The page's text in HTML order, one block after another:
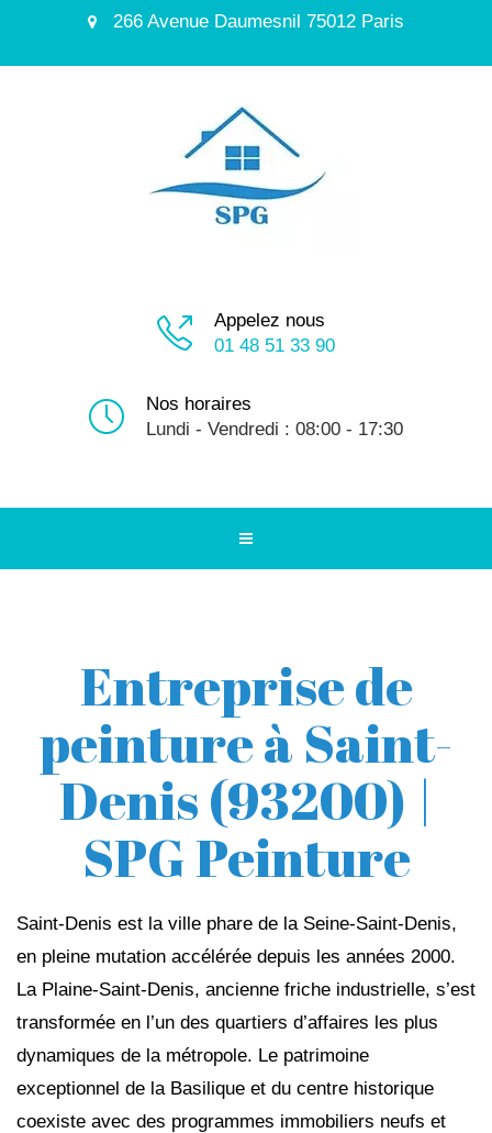
266 Avenue Daumesnil 75012 Paris
Appelez nous
01 48 51 33 90
Nos horaires
Lundi - Vendredi : 08:00 - 17:30
Entreprise de
peinture à Saint-
Denis (93200) |
SPG Peinture
Saint-Denis est la ville phare de la Seine-Saint-Denis,
en pleine mutation accélérée depuis les années 2000.
La Plaine-Saint-Denis, ancienne friche industrielle, s’est
transformée en l’un des quartiers d’affaires les plus
dynamiques de la métropole. Le patrimoine
exceptionnel de la Basilique et du centre historique
coexiste avec des programmes immobiliers neufs et